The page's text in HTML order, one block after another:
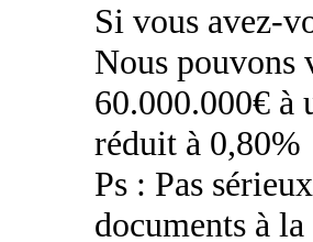
Si vous avez-
Nous pouvons
60.000.000€ à
réduit à 0,80%
Ps : Pas
documents à la